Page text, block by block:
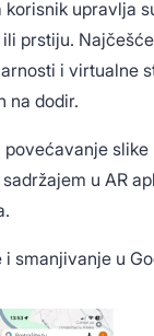
korisnik upravlja
prstiju.
i virtualne
na dodir.
slike
u AR
smanjivanje u